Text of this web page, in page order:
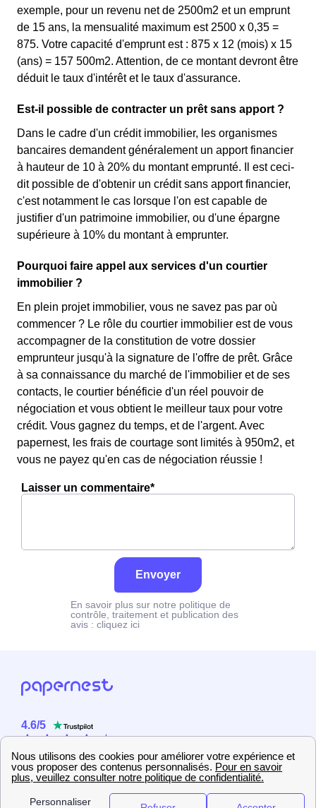
exemple, pour un revenu net de 2500m2 et un emprunt
de 15 ans, la mensualité maximum est 2500 x 0,35 =
875. Votre capacité d'emprunt est : 875 x 12 (mois) x 15
(ans) = 157 500m2. Attention, de ce montant devront être
déduit le taux d'intérêt et le taux d'assurance.
Est-il possible de contracter un prêt sans apport ?
Dans le cadre d'un crédit immobilier, les organismes
bancaires demandent généralement un apport financier
à hauteur de 10 à 20% du montant emprunté. Il est ceci-
dit possible de d'obtenir un crédit sans apport financier,
c'est notamment le cas lorsque l'on est capable de
justifier d'un patrimoine immobilier, ou d'une épargne
supérieure à 10% du montant à emprunter.
Pourquoi faire appel aux services d'un courtier
immobilier ?
En plein projet immobilier, vous ne savez pas par où
commencer ? Le rôle du courtier immobilier est de vous
accompagner de la constitution de votre dossier
emprunteur jusqu'à la signature de l'offre de prêt. Grâce
à sa connaissance du marché de l'immobilier et de ses
contacts, le courtier bénéficie d'un réel pouvoir de
négociation et vous obtient le meilleur taux pour votre
crédit. Vous gagnez du temps, et de l'argent. Avec
papernest, les frais de courtage sont limités à 950m2, et
vous ne payez qu'en cas de négociation réussie !
Laisser un commentaire*
Envoyer
En savoir plus sur notre politique de
contrôle, traitement et publication des
avis : cliquez ici
4.6/5
2358 utilisateurs